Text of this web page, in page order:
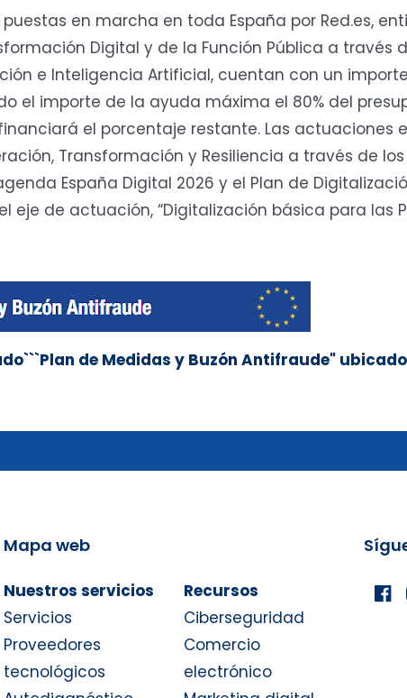
en marcha en toda España por Red.es,
Digital y de la Función Pública a través
e Inteligencia Artificial, cuentan con un
el importe de la ayuda máxima el 80% del
el porcentaje restante. Las actuaciones
Transformación y Resiliencia a través de
España Digital 2026 y el Plan de
eje de actuación, “Digitalización básica para las
de Medidas y Buzón Antifraude" ubicado
Mapa web
Nuestros servicios
Servicios
Proveedores
tecnológicos
Recursos
Ciberseguridad
Comercio
electrónico